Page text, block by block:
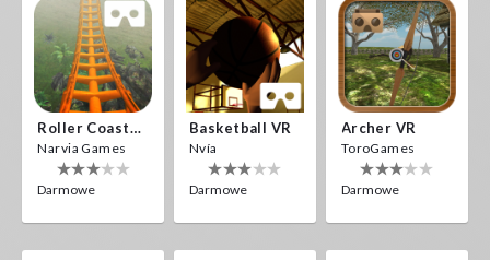
Roller Coaster VR
Narvia Games
Darmowe
Basketball VR
Nvía
Darmowe
Archer VR
ToroGames
Darmowe